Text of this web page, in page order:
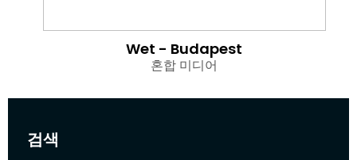
검색
Wet - Budapest
혼합 미디어